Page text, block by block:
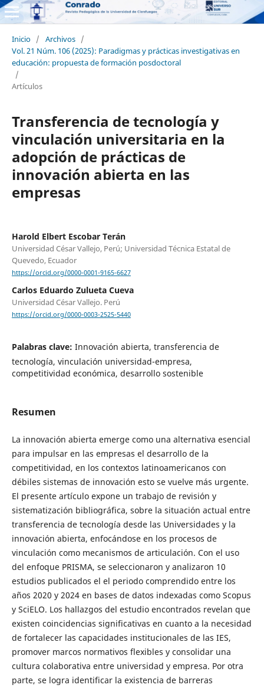
Inicio / Archivos /
Vol. 21 Núm. 106 (2025): Paradigmas y prácticas investigativas en
educación: propuesta de formación posdoctoral
/
Artículos
Transferencia de tecnología y
vinculación universitaria en la
adopción de prácticas de
innovación abierta en las
empresas
Harold Elbert Escobar Terán
Universidad César Vallejo, Perú; Universidad Técnica Estatal de
Quevedo, Ecuador
https://orcid.org/0000-0001-9165-6627
Carlos Eduardo Zulueta Cueva
Universidad César Vallejo. Perú
https://orcid.org/0000-0003-2525-5440
Palabras clave: Innovación abierta, transferencia de
tecnología, vinculación universidad-empresa,
competitividad económica, desarrollo sostenible
Resumen
La innovación abierta emerge como una alternativa esencial
para impulsar en las empresas el desarrollo de la
competitividad, en los contextos latinoamericanos con
débiles sistemas de innovación esto se vuelve más urgente.
El presente artículo expone un trabajo de revisión y
sistematización bibliográfica, sobre la situación actual entre
transferencia de tecnología desde las Universidades y la
innovación abierta, enfocándose en los procesos de
vinculación como mecanismos de articulación. Con el uso
del enfoque PRISMA, se seleccionaron y analizaron 10
estudios publicados el el periodo comprendido entre los
años 2020 y 2024 en bases de datos indexadas como Scopus
y SciELO. Los hallazgos del estudio encontrados revelan que
existen coincidencias significativas en cuanto a la necesidad
de fortalecer las capacidades institucionales de las IES,
promover marcos normativos flexibles y consolidar una
cultura colaborativa entre universidad y empresa. Por otra
parte, se logra identificar la existencia de barreras